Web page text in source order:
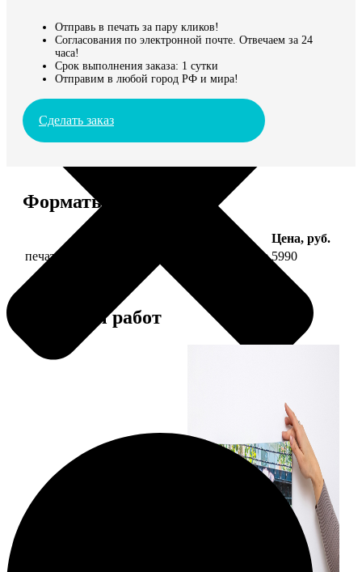
Отправь в печать за пару кликов!
Согласования по электронной почте. Отвечаем за 24
часа!
Срок выполнения заказа: 1 сутки
Отправим в любой город РФ и мира!
Сделать заказ
Форматы и цены
Цена, руб.
печать фото на холсте 50х70 на подрамнике 5990
Примеры работ